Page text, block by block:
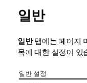
일반
일반탭에는 페이지
목에 대한 설정이 있
일반 설정